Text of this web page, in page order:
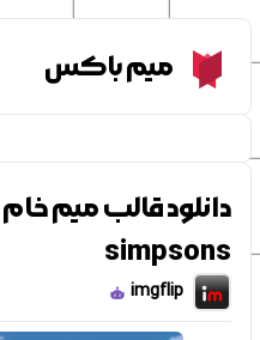
Meme Boxمیم باکس
simpsons
imgflip